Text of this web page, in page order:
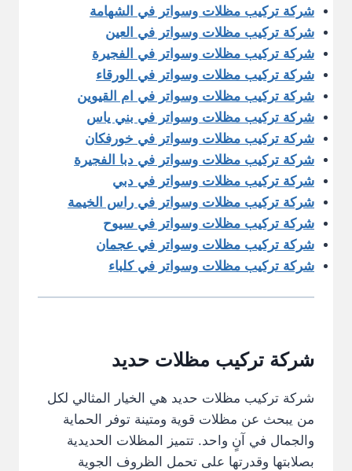
شركة تركيب مظلات وسواتر في الشهامة
شركة تركيب مظلات وسواتر في العين
شركة تركيب مظلات وسواتر في الفجيرة
شركة تركيب مظلات وسواتر في الورقاء
شركة تركيب مظلات وسواتر في ام القيوين
شركة تركيب مظلات وسواتر في بني ياس
شركة تركيب مظلات وسواتر في خورفكان
شركة تركيب مظلات وسواتر في دبا الفجيرة
شركة تركيب مظلات وسواتر في دبي
شركة تركيب مظلات وسواتر في راس الخيمة
شركة تركيب مظلات وسواتر في سيوح
شركة تركيب مظلات وسواتر في عجمان
شركة تركيب مظلات وسواتر في كلباء
شركة تركيب مظلات حديد
شركة تركيب مظلات حديد هي الخيار المثالي لكل
من يبحث عن مظلات قوية ومتينة توفر الحماية
والجمال في آنٍ واحد. تتميز المظلات الحديدية
بصلابتها وقدرتها على تحمل الظروف الجوية